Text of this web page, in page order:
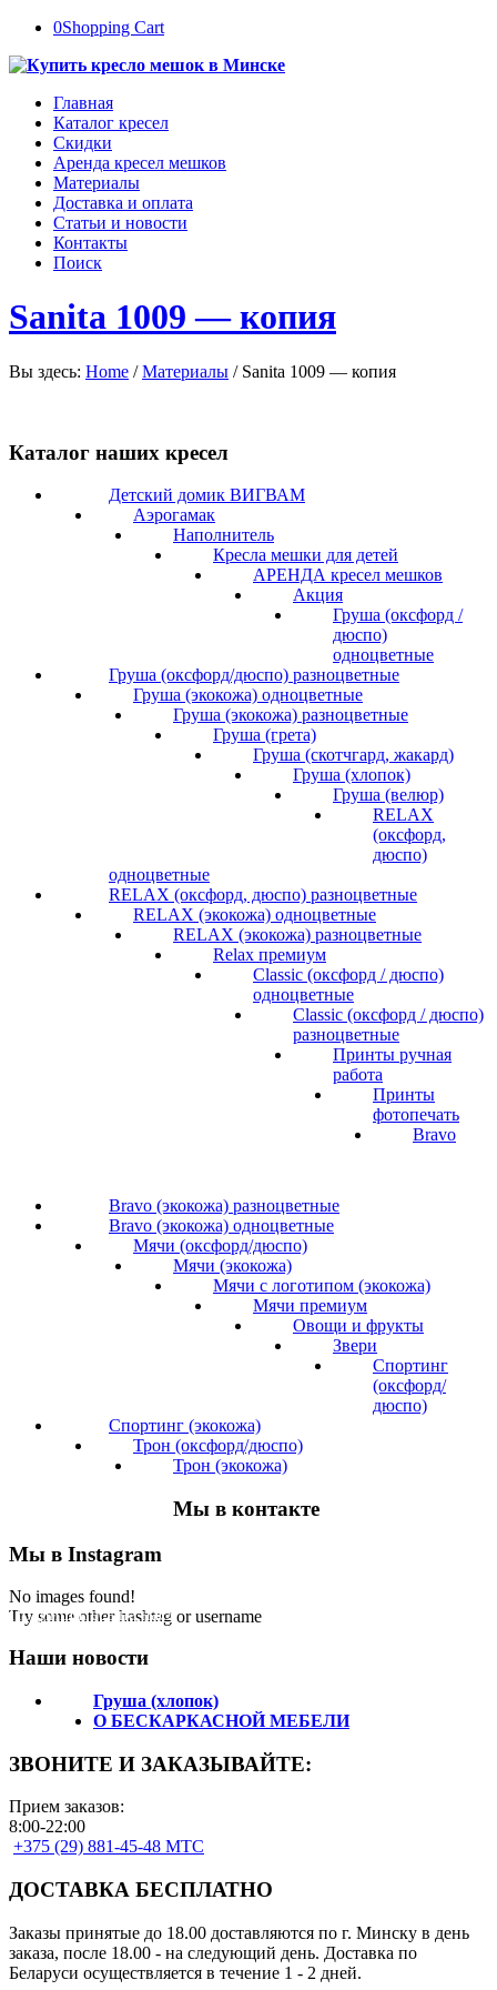
0Shopping Cart
Главная
Каталог кресел
Скидки
Аренда кресел мешков
Материалы
Доставка и оплата
Статьи и новости
Контакты
Поиск
Sanita 1009 — копия
Вы здесь: Home / Материалы / Sanita 1009 — копия
Каталог наших кресел
Детский домик ВИГВАМ
Аэрогамак
Наполнитель
Кресла мешки для детей
АРЕНДА кресел мешков
Акция
Груша (оксфорд /
дюспо)
одноцветные
Груша (оксфорд/дюспо) разноцветные
Груша (экокожа) одноцветные
Груша (экокожа) разноцветные
Груша (грета)
Груша (скотчгард, жакард)
Груша (хлопок)
Груша (велюр)
RELAX
(оксфорд,
дюспо)
одноцветные
RELAX (оксфорд, дюспо) разноцветные
RELAX (экокожа) одноцветные
RELAX (экокожа) разноцветные
Relax премиум
Classic (оксфорд / дюспо)
одноцветные
Classic (оксфорд / дюспо)
разноцветные
Принты ручная
работа
Принты
фотопечать
Bravo
Bravo (экокожа) разноцветные
Bravo (экокожа) одноцветные
Мячи (оксфорд/дюспо)
Мячи (экокожа)
Мячи с логотипом (экокожа)
Мячи премиум
Овощи и фрукты
Звери
Спортинг
(оксфорд/
дюспо)
Спортинг (экокожа)
Трон (оксфорд/дюспо)
Трон (экокожа)
Мы в контакте
Мы в Instagram
No images found!
Try some other hashtag or username
Подпишитесь на нас!
Наши новости
Груша (хлопок)
О БЕСКАРКАСНОЙ МЕБЕЛИ
ЗВОНИТЕ И ЗАКАЗЫВАЙТЕ:
Прием заказов:
8:00-22:00
+375 (29) 881-45-48 МТС
ДОСТАВКА БЕСПЛАТНО
Заказы принятые до 18.00 доставляются по г. Минску в день
заказа, после 18.00 - на следующий день. Доставка по
Беларуси осуществляется в течение 1 - 2 дней.